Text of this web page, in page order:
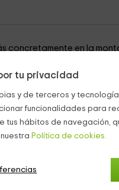
tu privacidad
y de terceros y
funcionalidades para
tus hábitos de navegación,
Política de cookies.
concretamente en la
que pasar unos días de
para pequeños
así como acabados
cómoda y agradable.